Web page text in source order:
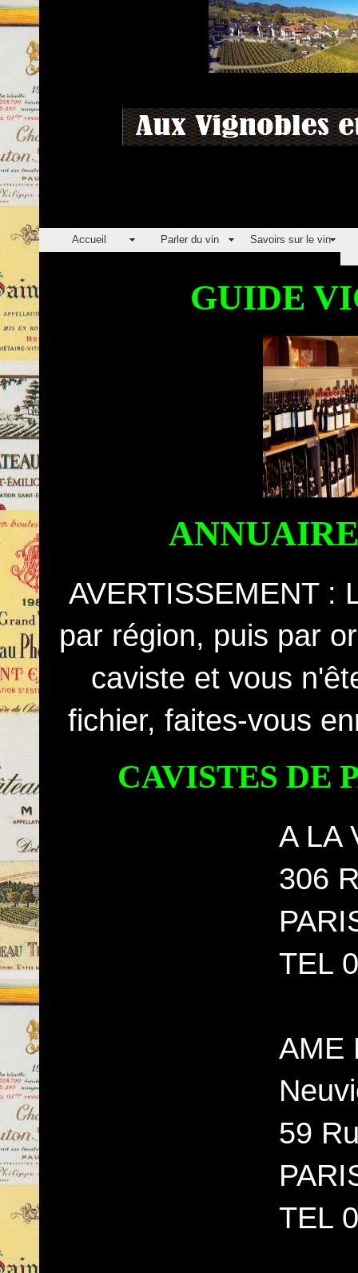
Accueil Parler du vin Savoirs sur le vin
GUIDE
AVERTISSEMENT :
par région, puis par
caviste et vous
fichier, faites-vous
CAVISTES DE
A LA
306
TEL
AME
59
TEL